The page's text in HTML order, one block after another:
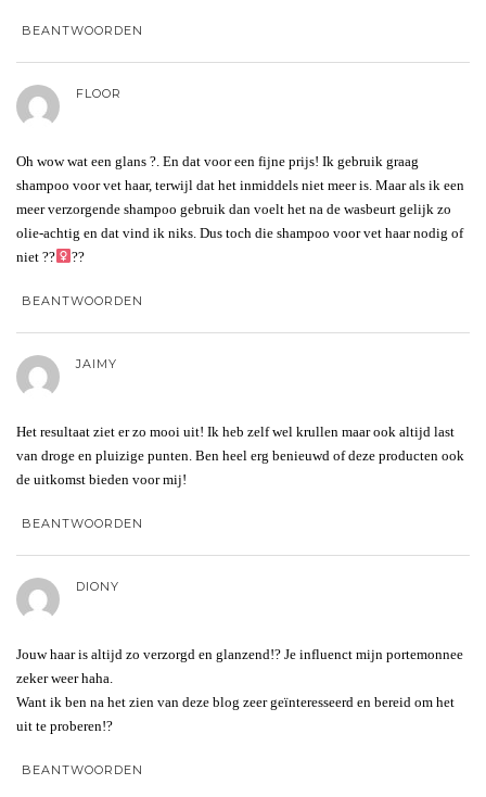
BEANTWOORDEN
FLOOR
Oh wow wat een glans ?. En dat voor een fijne prijs! Ik gebruik graag
shampoo voor vet haar, terwijl dat het inmiddels niet meer is. Maar als ik een
meer verzorgende shampoo gebruik dan voelt het na de wasbeurt gelijk zo
olie-achtig en dat vind ik niks. Dus toch die shampoo voor vet haar nodig of
niet ??‍
??
BEANTWOORDEN
JAIMY
Het resultaat ziet er zo mooi uit! Ik heb zelf wel krullen maar ook altijd last
van droge en pluizige punten. Ben heel erg benieuwd of deze producten ook
de uitkomst bieden voor mij!
BEANTWOORDEN
DIONY
Jouw haar is altijd zo verzorgd en glanzend!? Je influenct mijn portemonnee
zeker weer haha.
Want ik ben na het zien van deze blog zeer geïnteresseerd en bereid om het
uit te proberen!?
BEANTWOORDEN